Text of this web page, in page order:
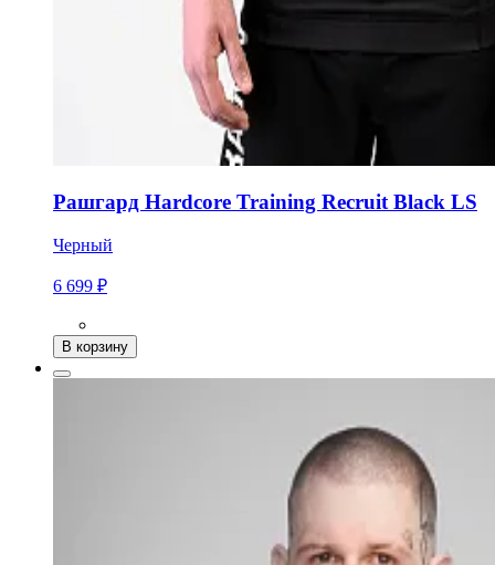
Рашгард Hardcore Training Recruit Black LS
Черный
6 699 ₽
В корзину